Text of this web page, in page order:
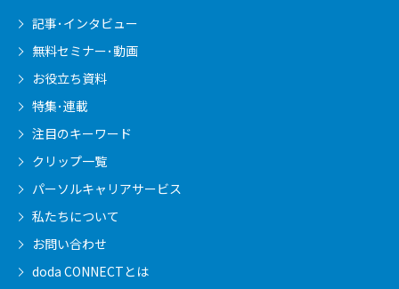
記事･インタビュー
無料セミナー･動画
お役立ち資料
特集･連載
注目のキーワード
クリップ一覧
パーソルキャリアサービス
私たちについて
お問い合わせ
doda CONNECTとは